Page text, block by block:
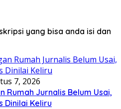
yang bisa anda isi dan
7, 2026
Rumah Jurnalis Belum Usai,
Dinilai Keliru